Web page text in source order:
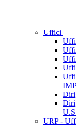
Uffici
URP -